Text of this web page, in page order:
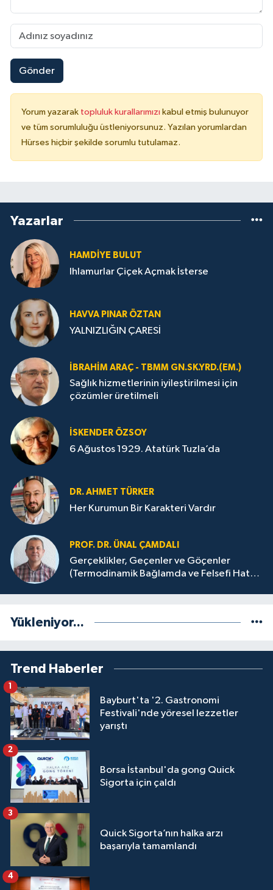
Gönder
Yorum yazarak topluluk kurallarımızı kabul etmiş bulunuyor
ve tüm sorumluluğu üstleniyorsunuz. Yazılan yorumlardan
Hürses hiçbir şekilde sorumlu tutulamaz.
Yazarlar
HAMDIYE BULUT
Ihlamurlar Çiçek Açmak İsterse
HAVVA PINAR ÖZTAN
YALNIZLIĞIN ÇARESİ
İBRAHIM ARAÇ - TBMM GN.SK.YRD.(EM.)
Sağlık hizmetlerinin iyileştirilmesi için
çözümler üretilmeli
İSKENDER ÖZSOY
6 Ağustos 1929. Atatürk Tuzla’da
DR. AHMET TÜRKER
Her Kurumun Bir Karakteri Vardır
PROF. DR. ÜNAL ÇAMDALI
Gerçeklikler, Geçenler ve Göçenler
(Termodinamik Bağlamda ve Felsefi Hatta
Yükleniyor...
Trend Haberler
Bayburt'ta '2. Gastronomi
Festivali'nde yöresel lezzetler
yarıştı
1
Borsa İstanbul'da gong Quick
Sigorta için çaldı
2
Quick Sigorta’nın halka arzı
başarıyla tamamlandı
3
4